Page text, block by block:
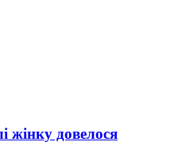
жінку довелося